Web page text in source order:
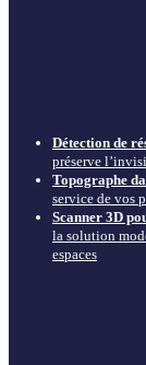
Détection de
préserve
Topographe
service de vos
Scanner 3D
la solution
espaces